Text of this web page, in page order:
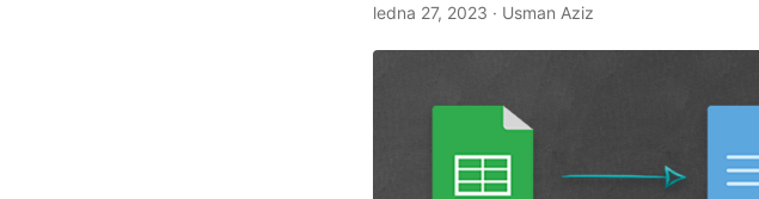
ledna 27, 2023 · Usman Aziz